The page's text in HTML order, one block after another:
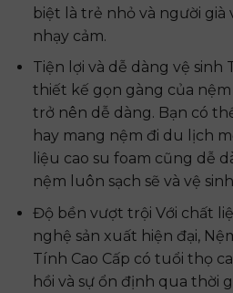
biệt là trẻ nhỏ và người già
nhạy cảm.
Tiện lợi và dễ dàng vệ
thiết kế gọn gàng của
trở nên dễ dàng. Bạn có
hay mang nệm đi du lịch
liệu cao su foam cũng dễ
nệm luôn sạch sẽ và vệ
Độ bền vượt trội Với chất
nghệ sản xuất hiện đại,
Tính Cao Cấp có tuổi thọ
hồi và sự ổn định qua thời